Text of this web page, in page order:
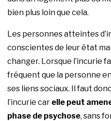
bien plus loin que cela.
Les personnes atteintes
conscientes de leur état
changer. Lorsque l’incurie
fréquent que la personne
ses liens sociaux. Il faut
l’incurie car elle peut
phase de psychose, sans